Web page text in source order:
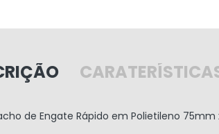
de Engate Rápido em Polietileno 75mm